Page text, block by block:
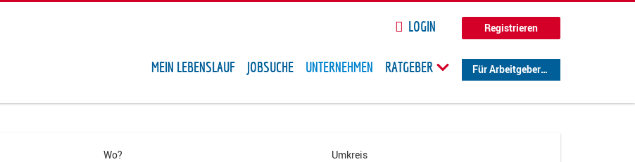
LOGIN Registrieren
MEIN LEBENSLAUF JOBSUCHE UNTERNEHMEN RATGEBER Für Arbeitgeber
Wo?
Umkreis